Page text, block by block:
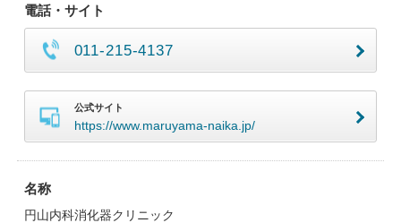
電話・サイト
011-215-4137
公式サイト
https://www.maruyama-naika.jp/
名称
円山内科消化器クリニック